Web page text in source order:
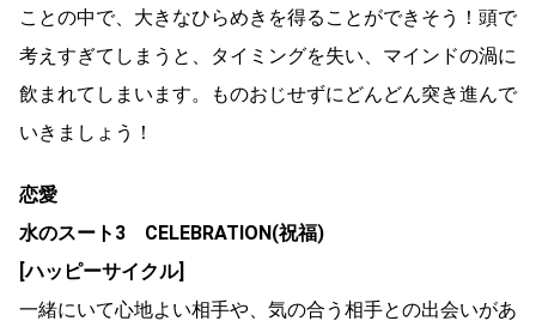
ことの中で、大きなひらめきを得ることができそう！頭で
考えすぎてしまうと、タイミングを失い、マインドの渦に
飲まれてしまいます。ものおじせずにどんどん突き進んで
いきましょう！
恋愛
水のスート3 CELEBRATION(祝福)
[ハッピーサイクル]
一緒にいて心地よい相手や、気の合う相手との出会いがあ